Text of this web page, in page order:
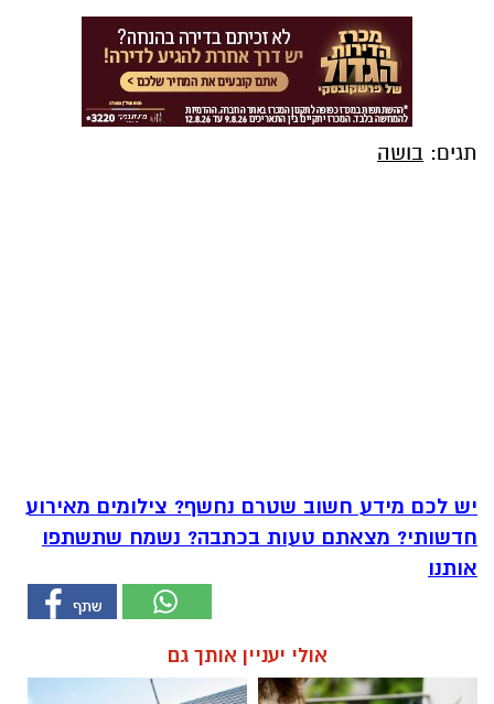
תגים: בושה
יש לכם מידע חשוב שטרם נחשף? צילומים מאירוע
חדשותי? מצאתם טעות בכתבה? נשמח שתשתפו
אותנו
אולי יעניין אותך גם